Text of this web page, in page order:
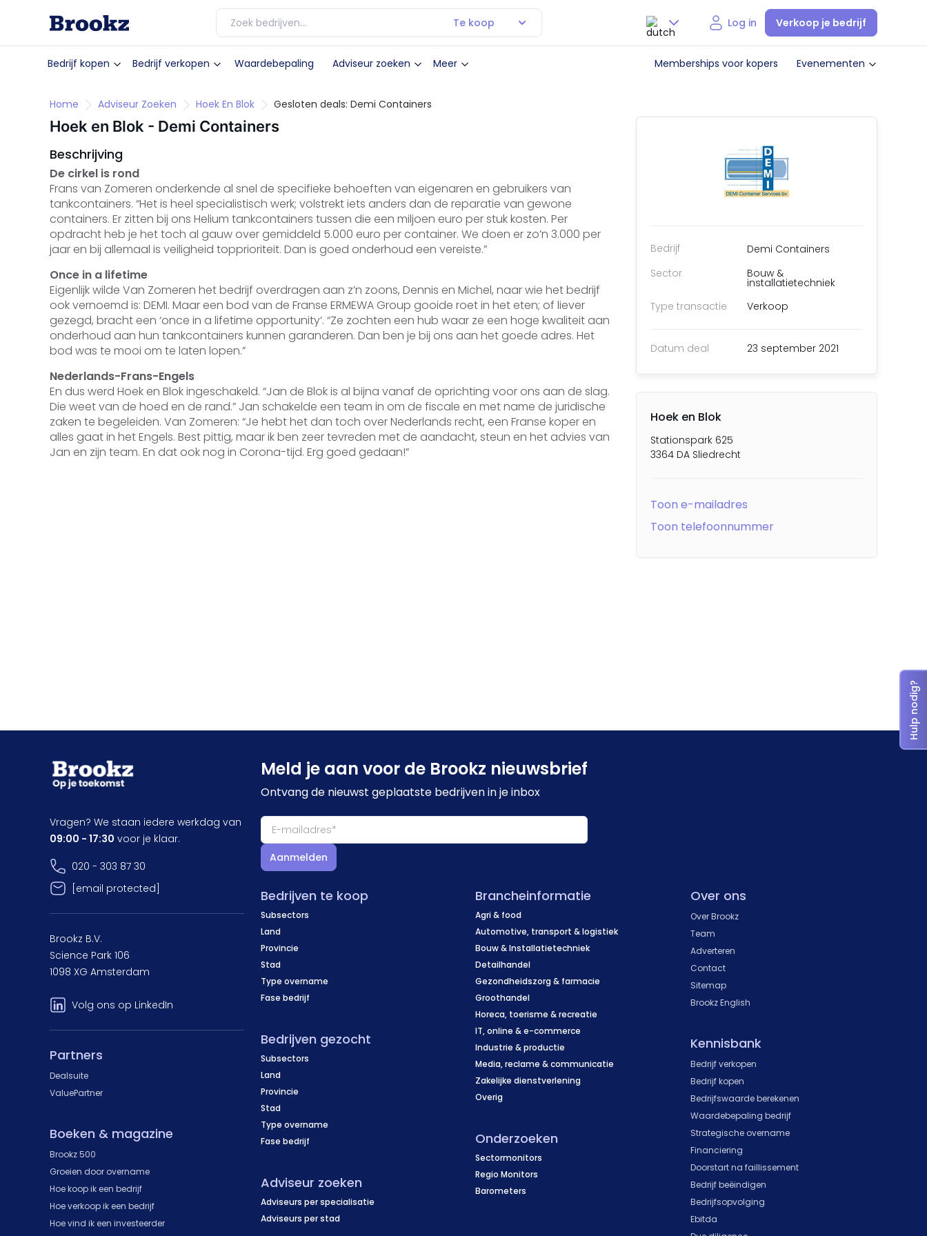
Te koop
Nederlands
Log in Verkoop je bedrijf
Bedrijf kopen Bedrijf verkopen Waardebepaling Adviseur zoeken Meer Memberships voor kopers Evenementen
Home Adviseur Zoeken Hoek En Blok Gesloten deals: Demi Containers
Hoek en Blok - Demi Containers
Beschrijving
De cirkel is rond
Frans van Zomeren onderkende al snel de specifieke behoeften van eigenaren en gebruikers van
tankcontainers. “Het is heel specialistisch werk; volstrekt iets anders dan de reparatie van gewone
containers. Er zitten bij ons Helium tankcontainers tussen die een miljoen euro per stuk kosten. Per
opdracht heb je het toch al gauw over gemiddeld 5.000 euro per container. We doen er zo’n 3.000 per
jaar en bij allemaal is veiligheid topprioriteit. Dan is goed onderhoud een vereiste.”
Once in a lifetime
Eigenlijk wilde Van Zomeren het bedrijf overdragen aan z’n zoons, Dennis en Michel, naar wie het bedrijf
ook vernoemd is: DEMI. Maar een bod van de Franse ERMEWA Group gooide roet in het eten; of liever
gezegd, bracht een ‘once in a lifetime opportunity’. “Ze zochten een hub waar ze een hoge kwaliteit aan
onderhoud aan hun tankcontainers kunnen garanderen. Dan ben je bij ons aan het goede adres. Het
bod was te mooi om te laten lopen.”
Nederlands-Frans-Engels
En dus werd Hoek en Blok ingeschakeld. “Jan de Blok is al bijna vanaf de oprichting voor ons aan de slag.
Die weet van de hoed en de rand.” Jan schakelde een team in om de fiscale en met name de juridische
zaken te begeleiden. Van Zomeren: “Je hebt het dan toch over Nederlands recht, een Franse koper en
alles gaat in het Engels. Best pittig, maar ik ben zeer tevreden met de aandacht, steun en het advies van
Jan en zijn team. En dat ook nog in Corona-tijd. Erg goed gedaan!”
Bedrijf
Demi Containers
Sector
Bouw &
installatietechniek
Type transactie
Verkoop
Datum deal 23 september 2021
Hoek en Blok
Stationspark 625
3364 DA Sliedrecht
Toon e-mailadres
Toon telefoonnummer
Meld je aan voor de Brookz nieuwsbrief
Ontvang de nieuwst geplaatste bedrijven in je inbox
Aanmelden
Bedrijven te koop
Subsectors
Land
Provincie
Stad
Type overname
Fase bedrijf
Bedrijven gezocht
Subsectors
Land
Provincie
Stad
Type overname
Fase bedrijf
Adviseur zoeken
Adviseurs per specialisatie
Adviseurs per stad
Brancheinformatie
Agri & food
Automotive, transport & logistiek
Bouw & Installatietechniek
Detailhandel
Gezondheidszorg & farmacie
Groothandel
Horeca, toerisme & recreatie
IT, online & e-commerce
Industrie & productie
Media, reclame & communicatie
Zakelijke dienstverlening
Overig
Onderzoeken
Sectormonitors
Regio Monitors
Barometers
Over ons
Over Brookz
Team
Adverteren
Contact
Sitemap
Brookz English
Kennisbank
Bedrijf verkopen
Bedrijf kopen
Bedrijfswaarde berekenen
Waardebepaling bedrijf
Strategische overname
Financiering
Doorstart na faillissement
Bedrijf beëindigen
Bedrijfsopvolging
Ebitda
Vragen? We staan iedere werkdag van
09:00 - 17:30 voor je klaar.
020 - 303 87 30
[email protected]
Brookz B.V.
Science Park 106
1098 XG Amsterdam
Volg ons op LinkedIn
Partners
Dealsuite
ValuePartner
Boeken & magazine
Brookz 500
Groeien door overname
Hoe koop ik een bedrijf
Hoe verkoop ik een bedrijf
Hoe vind ik een investeerder
Hulp nodig?